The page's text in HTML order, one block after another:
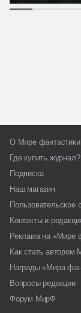
О Мире фантастики
Где купить журнал?
Подписка
Наш магазин
Пользовательское
Контакты и
Реклама на «Мире
Как стать автором
Награды «Мира
Вопросы редакции
Форум МирФ